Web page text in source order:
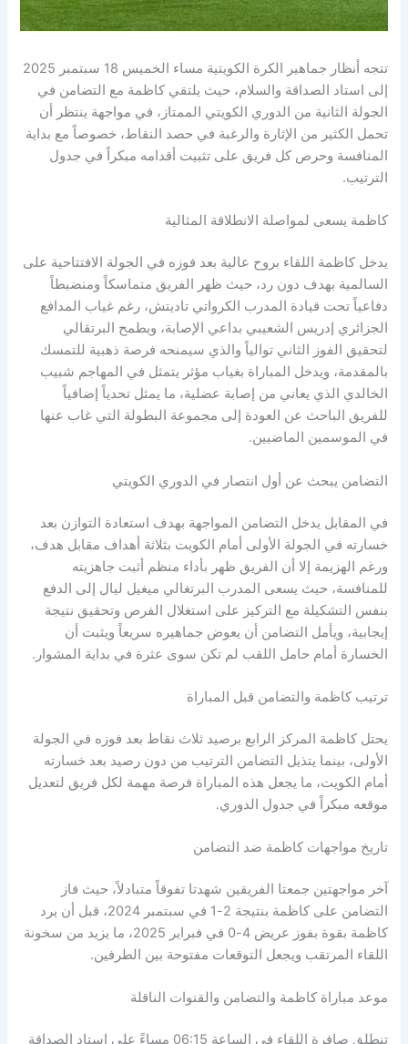
تتجه أنظار جماهير الكرة الكويتية مساء الخميس 18 سبتمبر 2025
إلى استاد الصداقة والسلام، حيث يلتقي كاظمة مع التضامن في
الجولة الثانية من الدوري الكويتي الممتاز، في مواجهة ينتظر أن
تحمل الكثير من الإثارة والرغبة في حصد النقاط، خصوصاً مع بداية
المنافسة وحرص كل فريق على تثبيت أقدامه مبكراً في جدول
الترتيب.
كاظمة يسعى لمواصلة الانطلاقة المثالية
يدخل كاظمة اللقاء بروح عالية بعد فوزه في الجولة الافتتاحية على
السالمية بهدف دون رد، حيث ظهر الفريق متماسكاً ومنضبطاً
دفاعياً تحت قيادة المدرب الكرواتي تاديتش، رغم غياب المدافع
الجزائري إدريس الشعيبي بداعي الإصابة، ويطمح البرتقالي
لتحقيق الفوز الثاني توالياً والذي سيمنحه فرصة ذهبية للتمسك
بالمقدمة، ويدخل المباراة بغياب مؤثر يتمثل في المهاجم شبيب
الخالدي الذي يعاني من إصابة عضلية، ما يمثل تحدياً إضافياً
للفريق الباحث عن العودة إلى مجموعة البطولة التي غاب عنها
في الموسمين الماضيين.
التضامن يبحث عن أول انتصار في الدوري الكويتي
في المقابل يدخل التضامن المواجهة بهدف استعادة التوازن بعد
خسارته في الجولة الأولى أمام الكويت بثلاثة أهداف مقابل هدف،
ورغم الهزيمة إلا أن الفريق ظهر بأداء منظم أثبت جاهزيته
للمنافسة، حيث يسعى المدرب البرتغالي ميغيل ليال إلى الدفع
بنفس التشكيلة مع التركيز على استغلال الفرص وتحقيق نتيجة
إيجابية، ويأمل التضامن أن يعوض جماهيره سريعاً ويثبت أن
الخسارة أمام حامل اللقب لم تكن سوى عثرة في بداية المشوار.
ترتيب كاظمة والتضامن قبل المباراة
يحتل كاظمة المركز الرابع برصيد ثلاث نقاط بعد فوزه في الجولة
الأولى، بينما يتذيل التضامن الترتيب من دون رصيد بعد خسارته
أمام الكويت، ما يجعل هذه المباراة فرصة مهمة لكل فريق لتعديل
موقعه مبكراً في جدول الدوري.
تاريخ مواجهات كاظمة ضد التضامن
آخر مواجهتين جمعتا الفريقين شهدتا تفوقاً متبادلاً، حيث فاز
التضامن على كاظمة بنتيجة 2-1 في سبتمبر 2024، قبل أن يرد
كاظمة بقوة بفوز عريض 4-0 في فبراير 2025، ما يزيد من سخونة
اللقاء المرتقب ويجعل التوقعات مفتوحة بين الطرفين.
موعد مباراة كاظمة والتضامن والقنوات الناقلة
تنطلق صافرة اللقاء في الساعة 06:15 مساءً على استاد الصداقة